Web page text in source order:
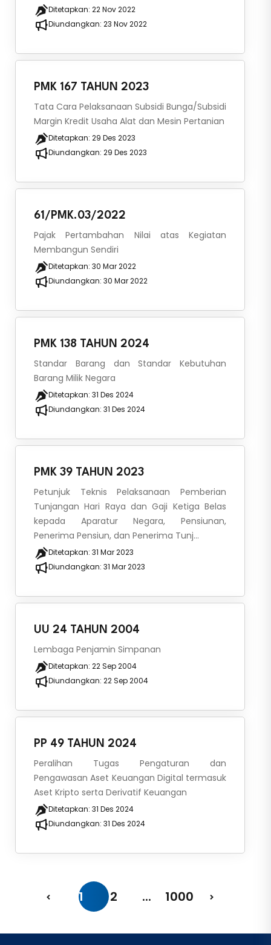
Ditetapkan: 22 Nov 2022
Diundangkan: 23 Nov 2022
PMK 167 TAHUN 2023
Tata Cara Pelaksanaan Subsidi Bunga/Subsidi
Margin Kredit Usaha Alat dan Mesin Pertanian
Ditetapkan: 29 Des 2023
Diundangkan: 29 Des 2023
61/PMK.03/2022
Pajak Pertambahan Nilai atas Kegiatan
Membangun Sendiri
Ditetapkan: 30 Mar 2022
Diundangkan: 30 Mar 2022
PMK 138 TAHUN 2024
Standar Barang dan Standar Kebutuhan
Barang Milik Negara
Ditetapkan: 31 Des 2024
Diundangkan: 31 Des 2024
PMK 39 TAHUN 2023
Petunjuk Teknis Pelaksanaan Pemberian
Tunjangan Hari Raya dan Gaji Ketiga Belas
kepada Aparatur Negara, Pensiunan,
Penerima Pensiun, dan Penerima Tunj...
Ditetapkan: 31 Mar 2023
Diundangkan: 31 Mar 2023
UU 24 TAHUN 2004
Lembaga Penjamin Simpanan
Ditetapkan: 22 Sep 2004
Diundangkan: 22 Sep 2004
PP 49 TAHUN 2024
Peralihan Tugas Pengaturan dan
Pengawasan Aset Keuangan Digital termasuk
Aset Kripto serta Derivatif Keuangan
Ditetapkan: 31 Des 2024
Diundangkan: 31 Des 2024
1 2 ... 1000